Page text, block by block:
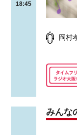
18:45
岡村
みんな